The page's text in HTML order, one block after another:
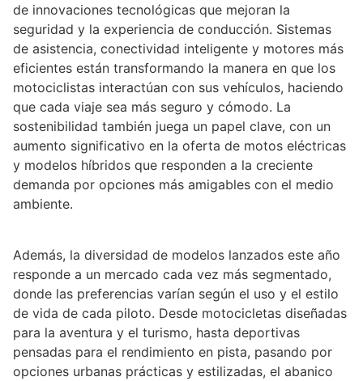
de innovaciones tecnológicas que mejoran la
seguridad y la experiencia de conducción. Sistemas
de asistencia, conectividad inteligente y motores más
eficientes están transformando la manera en que los
motociclistas interactúan con sus vehículos, haciendo
que cada viaje sea más seguro y cómodo. La
sostenibilidad también juega un papel clave, con un
aumento significativo en la oferta de motos eléctricas
y modelos híbridos que responden a la creciente
demanda por opciones más amigables con el medio
ambiente.
Además, la diversidad de modelos lanzados este año
responde a un mercado cada vez más segmentado,
donde las preferencias varían según el uso y el estilo
de vida de cada piloto. Desde motocicletas diseñadas
para la aventura y el turismo, hasta deportivas
pensadas para el rendimiento en pista, pasando por
opciones urbanas prácticas y estilizadas, el abanico